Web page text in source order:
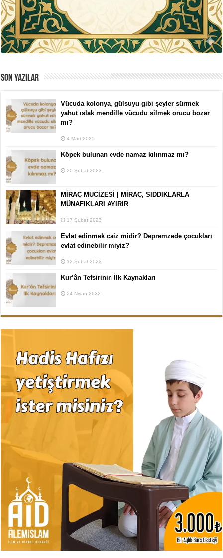
SON YAZILAR
Vücuda kolonya, gülsuyu gibi şeyler sürmek
yahut ıslak mendille vücudu silmek orucu bozar
mı?
4 Mart 2025
Köpek bulunan evde namaz kılınmaz mı?
20 Şubat 2023
MİRAÇ MUCİZESİ | MİRAÇ, SIDDIKLARLA
MÜNAFIKLARI AYIRIR
17 Şubat 2023
Evlat edinmek caiz midir? Depremzede çocukları
evlat edinebilir miyiz?
12 Şubat 2023
Kur’ân Tefsirinin İlk Kaynakları
24 Nisan 2022